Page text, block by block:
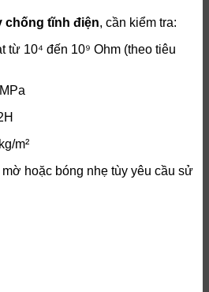
chống tĩnh điện, cần kiểm tra:
từ 10⁴ đến 10⁹ Ohm (theo tiêu
m²
mờ hoặc bóng nhẹ tùy yêu cầu sử